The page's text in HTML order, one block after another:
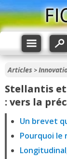
Articles >
Stellantis
: vers la
Un brevet
Pourquoi le